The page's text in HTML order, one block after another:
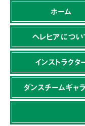
ホーム
ヘレヒアについ
インストラクタ
ダンスチームギャ